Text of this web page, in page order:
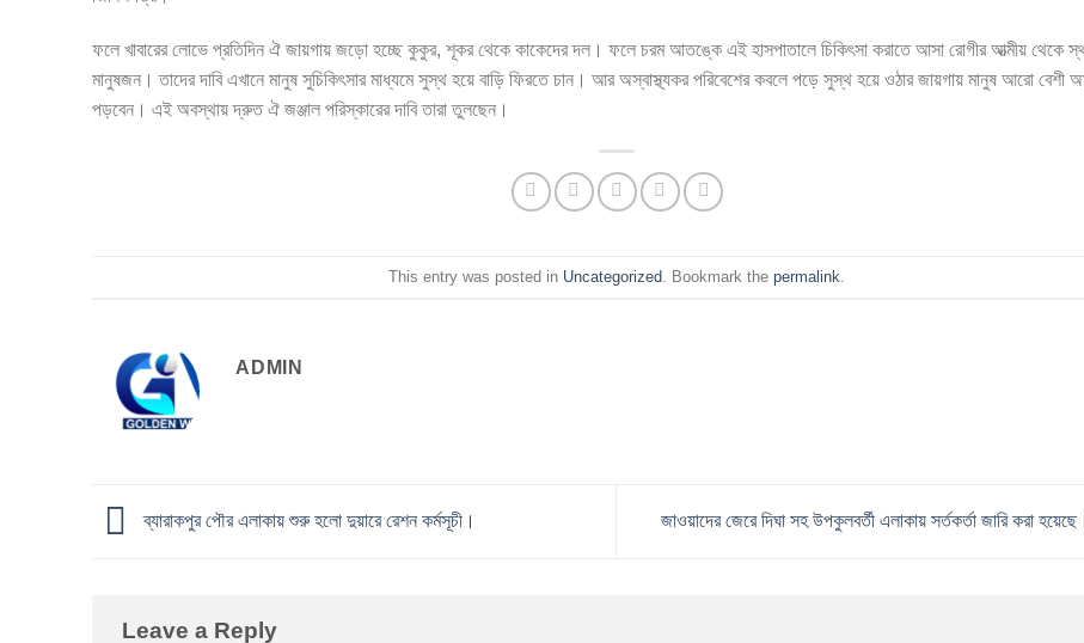
ফলে খাবারের লোভে প্রতিদিন ঐ জায়গায় জড়ো হচ্ছে কুকুর, শূকর থেকে কাকেদের দল। ফলে চরম আতঙ্কে এই হাসপাতালে চিকিৎসা করাতে আসা রোগীর আত্মীয় থেকে
মানুষজন। তাদের দাবি এখানে মানুষ সুচিকিৎসার মাধ্যমে সুস্থ হয়ে বাড়ি ফিরতে চান। আর অস্বাস্থ্যকর পরিবেশের কবলে পড়ে সুস্থ হয়ে ওঠার জায়গায় মানুষ আরো বেশী
পড়বেন। এই অবস্থায় দ্রুত ঐ জঞ্জাল পরিস্কারের দাবি তারা তুলছেন।
This entry was posted in Uncategorized. Bookmark the permalink
ADMIN
ব্যারাকপুর পৌর এলাকায় শুরু হলো দুয়ারে রেশন কর্মসূচী। জাওয়াদের জেরে দিঘা সহ উপকুলবর্তী এলাকায় সর্তকর্তা জারি করা হয়েছে।
Leave a Reply